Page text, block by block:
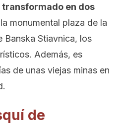
transformado en dos
monumental plaza de la
Banska Stiavnica, los
Además, es
de unas viejas minas en
de